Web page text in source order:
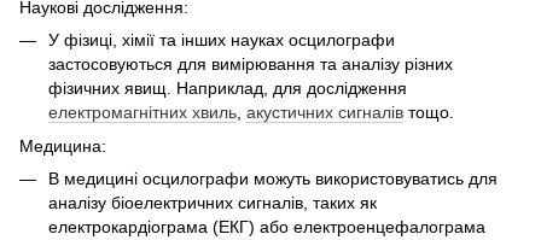
Наукові дослідження:
У фізиці, хімії та інших науках осцилографи
застосовуються для вимірювання та аналізу різних
фізичних явищ. Наприклад, для дослідження
електромагнітних хвиль акустичних сигналів тощо.
Медицина:
В медицині осцилографи можуть використовуватись для
аналізу біоелектричних сигналів, таких як
електрокардіограма (ЕКГ) або електроенцефалограма